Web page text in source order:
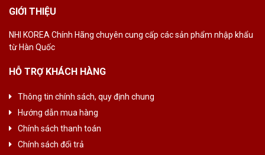
GIỚI THIỆU
NHI KOREA Chính Hãng chuyên cung cấp các sản phẩm nhập khẩu
từ Hàn Quốc
HỖ TRỢ KHÁCH HÀNG
Thông tin chính sách, quy định chung
Hướng dẫn mua hàng
Chính sách thanh toán
Chính sách đổi trả